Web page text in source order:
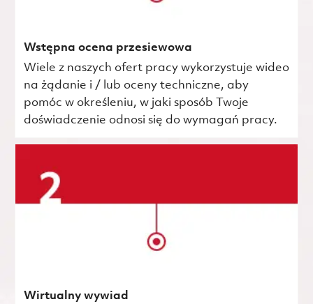
Wstępna ocena przesiewowa
Wiele z naszych ofert pracy wykorzystuje wideo
na żądanie i / lub oceny techniczne, aby
pomóc w określeniu, w jaki sposób Twoje
doświadczenie odnosi się do wymagań pracy.
Wirtualny wywiad